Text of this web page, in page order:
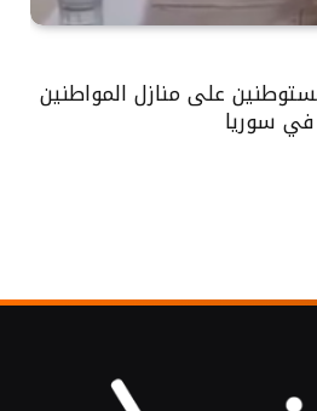
على منازل المواطنين
في سوريا